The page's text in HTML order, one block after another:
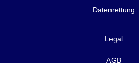
Datenrettung
Legal
AGB